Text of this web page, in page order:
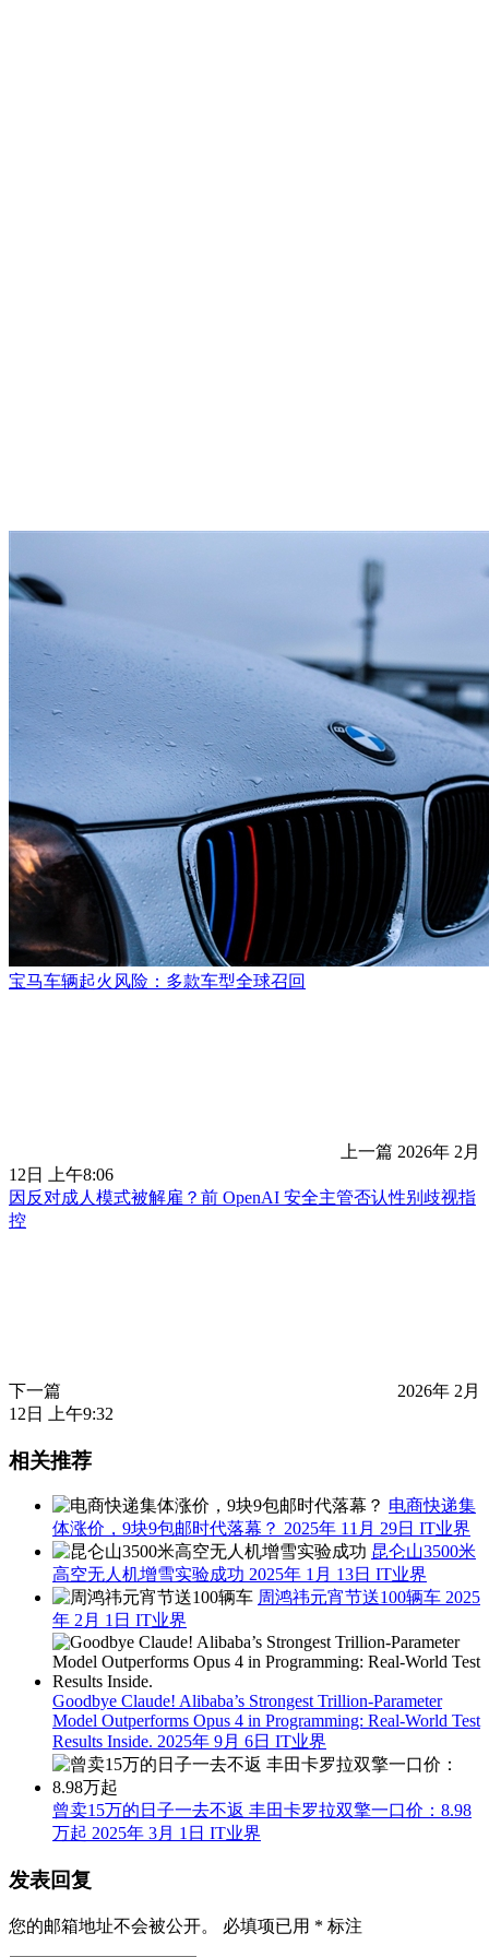
宝马车辆起火风险：多款车型全球召回
上一篇 2026年 2月
12日 上午8:06
因反对成人模式被解雇？前 OpenAI 安全主管否认性别歧视指
控
下一篇
2026年 2月
12日 上午9:32
相关推荐
电商快递集
体涨价，9块9包邮时代落幕？ 2025年 11月 29日 IT业界
昆仑山3500米
高空无人机增雪实验成功 2025年 1月 13日 IT业界
周鸿祎元宵节送100辆车 2025
年 2月 1日 IT业界
Goodbye Claude! Alibaba’s Strongest Trillion-Parameter
Model Outperforms Opus 4 in Programming: Real-World Test
Results Inside. 2025年 9月 6日 IT业界
曾卖15万的日子一去不返 丰田卡罗拉双擎一口价：8.98
万起 2025年 3月 1日 IT业界
发表回复
您的邮箱地址不会被公开。 必填项已用 * 标注